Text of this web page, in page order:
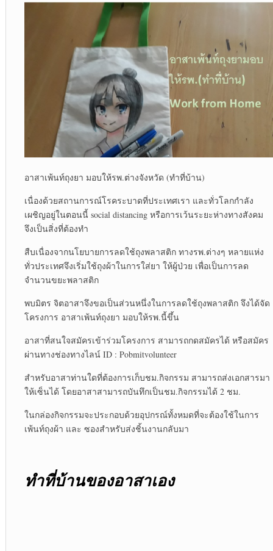
อาสาเพ้นท์ถุงยา มอบให้รพ.ต่างจังหวัด (ทำที่บ้าน)
เนื่องด้วยสถานการณ์โรคระบาดที่ประเทศเรา และทั่วโลกกำลัง
เผชิญอยู่ในตอนนี้ social distancing หรือการเว้นระยะห่างทางสังคม
จึงเป็นสิ่งที่ต้องทำ
สืบเนื่องจากนโยบายการลดใช้ถุงพลาสติก ทางรพ.ต่างๆ หลายแห่ง
ทั่วประเทศจึงเริ่มใช้ถุงผ้าในการใส่ยา ให้ผู้ป่วย เพื่อเป็นการลด
จำนวนขยะพลาสติก
พบมิตร จิตอาสาจึงขอเป็นส่วนหนึ่งในการลดใช้ถุงพลาสติก จึงได้จัด
โครงการ อาสาเพ้นท์ถุงยา มอบให้รพ.นี้ขึ้น
อาสาที่สนใจสมัครเข้าร่วมโครงการ สามารถกดสมัครได้ หรือสมัคร
ผ่านทางช่องทางไลน์ ID : Pobmitvolunteer
สำหรับอาสาท่านใดที่ต้องการเก็บชม.กิจกรรม สามารถส่งเอกสารมา
ให้เซ็นได้ โดยอาสาสามารถบันทึกเป็นชม.กิจกรรมได้ 2 ชม.
ในกล่องกิจกรรมจะประกอบด้วยอุปกรณ์ทั้งหมดที่จะต้องใช้ในการ
เพ้นท์ถุงผ้า และ ซองสำหรับส่งชิ้นงานกลับมา
ทำที่บ้านของอาสาเอง